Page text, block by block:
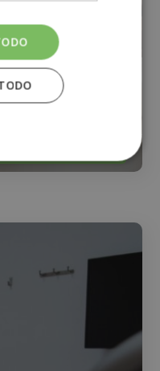
Humanos,